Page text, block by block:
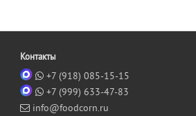
Контакты
+7 (918) 085-15-15
+7 (999) 633-47-83
info@foodcorn.ru